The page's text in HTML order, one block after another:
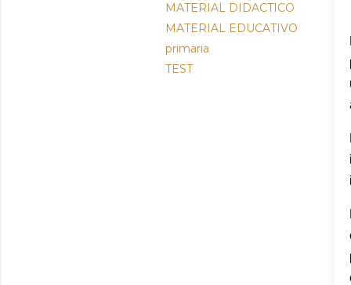
MATERIAL DIDACTICO
MATERIAL EDUCATIVO
primaria
TEST